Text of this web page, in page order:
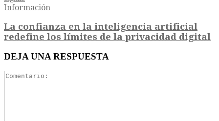
Información
La confianza en la inteligencia artificial
redefine los límites de la privacidad digital
DEJA UNA RESPUESTA